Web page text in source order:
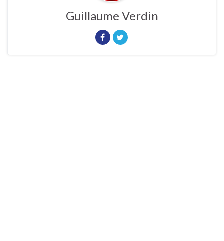
Guillaume Verdin